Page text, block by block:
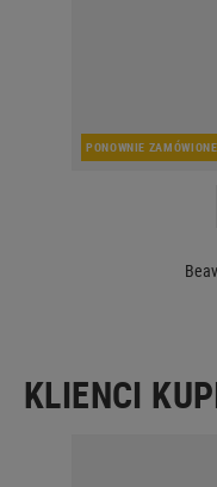
PONOWNIE ZAMÓWIONE
KLIENCI